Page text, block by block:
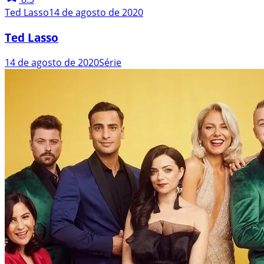
Ted Lasso14 de agosto de 2020
Ted Lasso
14 de agosto de 2020Série